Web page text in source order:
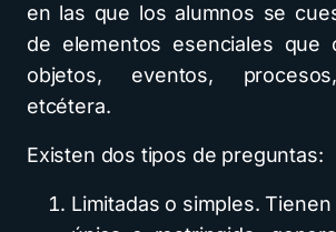
en las que los alumnos se
de elementos esenciales que
objetos, eventos,
etcétera.
Existen dos tipos de preguntas:
Limitadas o simples.